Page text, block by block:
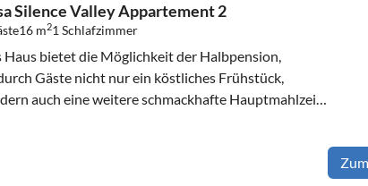
Silence Valley Appartement 2
16 m21Schlafzimmer
Haus bietet die Möglichkeit der Halbpension,
Gäste nicht nur ein köstliches Frühstück,
auch eine weitere schmackhafte Hauptmahlzeit
im Haus geniessen...